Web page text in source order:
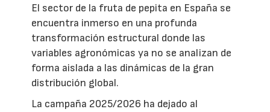
El sector de la fruta de pepita en España se
encuentra inmerso en una profunda
transformación estructural donde las
variables agronómicas ya no se analizan de
forma aislada a las dinámicas de la gran
distribución global.
La campaña 2025/2026 ha dejado al